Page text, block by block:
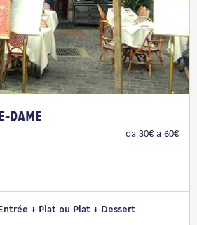
Dame
da 30€ a 60€
Entrée + Plat ou Plat + Dessert